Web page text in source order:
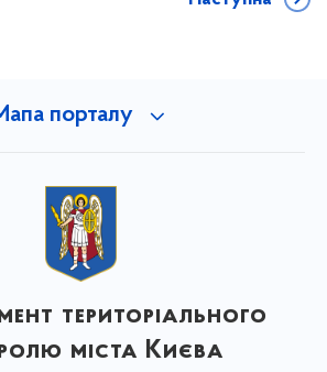
порталу
територіального
міста Києва